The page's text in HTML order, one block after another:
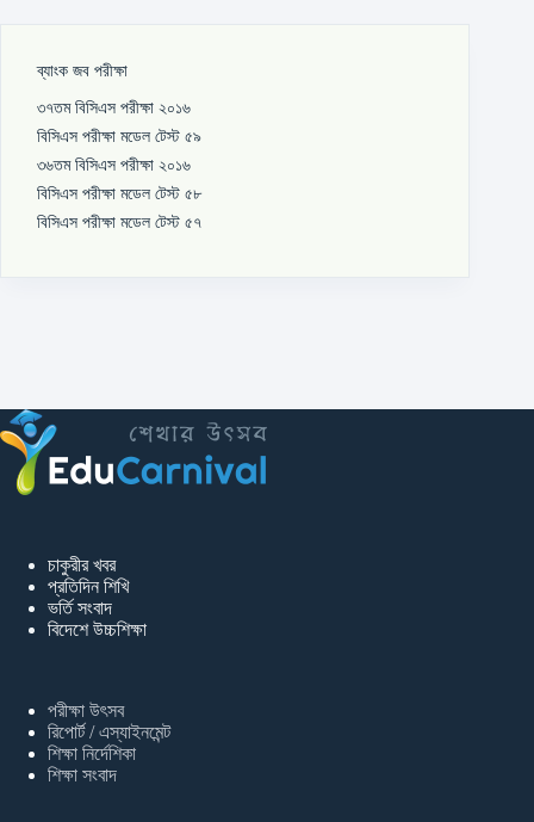
ব্যাংক জব পরীক্ষা
৩৭তম বিসিএস পরীক্ষা ২০১৬
বিসিএস পরীক্ষা মডেল টেস্ট ৫৯
৩৬তম বিসিএস পরীক্ষা ২০১৬
বিসিএস পরীক্ষা মডেল টেস্ট ৫৮
বিসিএস পরীক্ষা মডেল টেস্ট ৫৭
চাকুরীর খবর
প্রতিদিন শিখি
ভর্তি সংবাদ
বিদেশে উচ্চশিক্ষা
পরীক্ষা উৎসব
রিপোর্ট / এস্যাইনমেন্ট
শিক্ষা নির্দেশিকা
শিক্ষা সংবাদ